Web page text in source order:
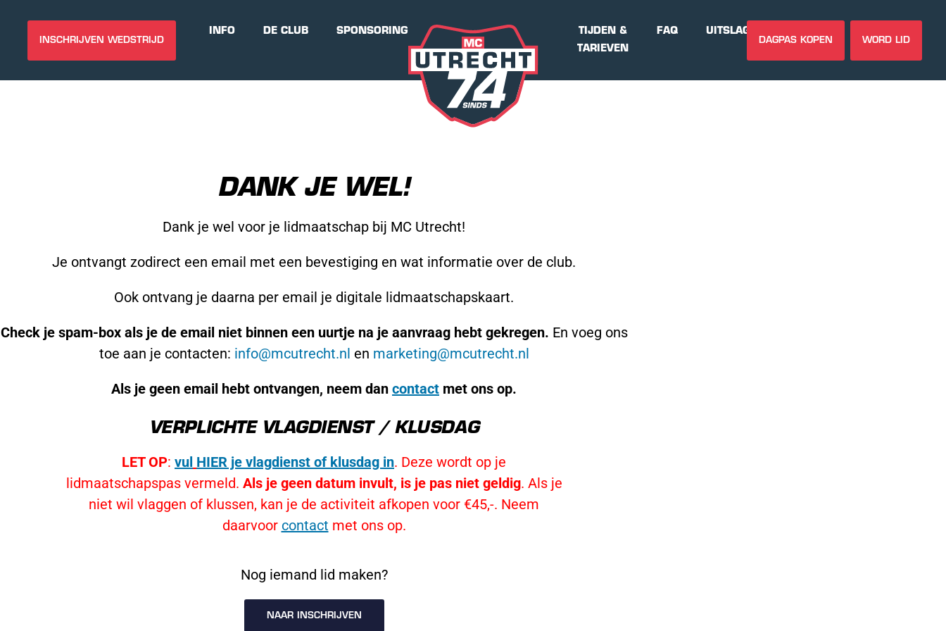
INSCHRIJVEN WEDSTRIJD
INFO DE CLUB SPONSORING
TIJDEN &
TARIEVEN
FAQ UITSLAGEN
DAGPAS KOPEN WORD LID
DANK JE WEL!
Dank je wel voor je lidmaatschap bij MC Utrecht!
Je ontvangt zodirect een email met een bevestiging en wat informatie over de club.
Ook ontvang je daarna per email je digitale lidmaatschapskaart.
Check je spam-box als je de email niet binnen een uurtje na je aanvraag hebt gekregen. En voeg ons
toe aan je contacten: info@mcutrecht.nl en marketing@mcutrecht.nl
Als je geen email hebt ontvangen, neem dan contact met ons op.
VERPLICHTE VLAGDIENST / KLUSDAG
LET OP: vul HIER je vlagdienst of klusdag in. Deze wordt op je
lidmaatschapspas vermeld. Als je geen datum invult, is je pas niet geldig. Als je
niet wil vlaggen of klussen, kan je de activiteit afkopen voor €45,-. Neem
daarvoor contact met ons op.
Nog iemand lid maken?
NAAR INSCHRIJVEN